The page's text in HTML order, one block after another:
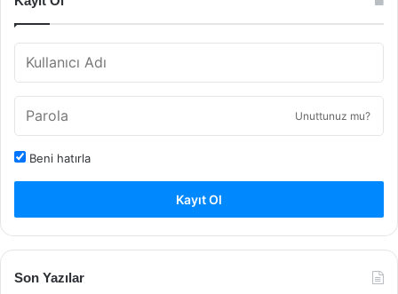
Unuttunuz mu?
Beni hatırla
Kayıt Ol
Son Yazılar